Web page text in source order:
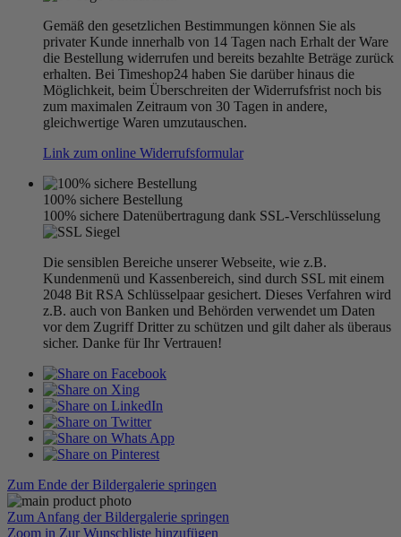
Gemäß den gesetzlichen Bestimmungen können Sie als
privater Kunde innerhalb von 14 Tagen nach Erhalt der Ware
die Bestellung widerrufen und bereits bezahlte Beträge zurück
erhalten. Bei Timeshop24 haben Sie darüber hinaus die
Möglichkeit, beim Überschreiten der Widerrufsfrist noch bis
zum maximalen Zeitraum von 30 Tagen in andere,
gleichwertige Waren umzutauschen.
Link zum online Widerrufsformular
100% sichere Bestellung
100% sichere Datenübertragung dank SSL-Verschlüsselung
Die sensiblen Bereiche unserer Webseite, wie z.B.
Kundenmenü und Kassenbereich, sind durch SSL mit einem
2048 Bit RSA Schlüsselpaar gesichert. Dieses Verfahren wird
z.B. auch von Banken und Behörden verwendet um Daten
vor dem Zugriff Dritter zu schützen und gilt daher als überaus
sicher. Danke für Ihr Vertrauen!
Zum Ende der Bildergalerie springen
Zum Anfang der Bildergalerie springen
Zoom in Zur Wunschliste hinzufügen